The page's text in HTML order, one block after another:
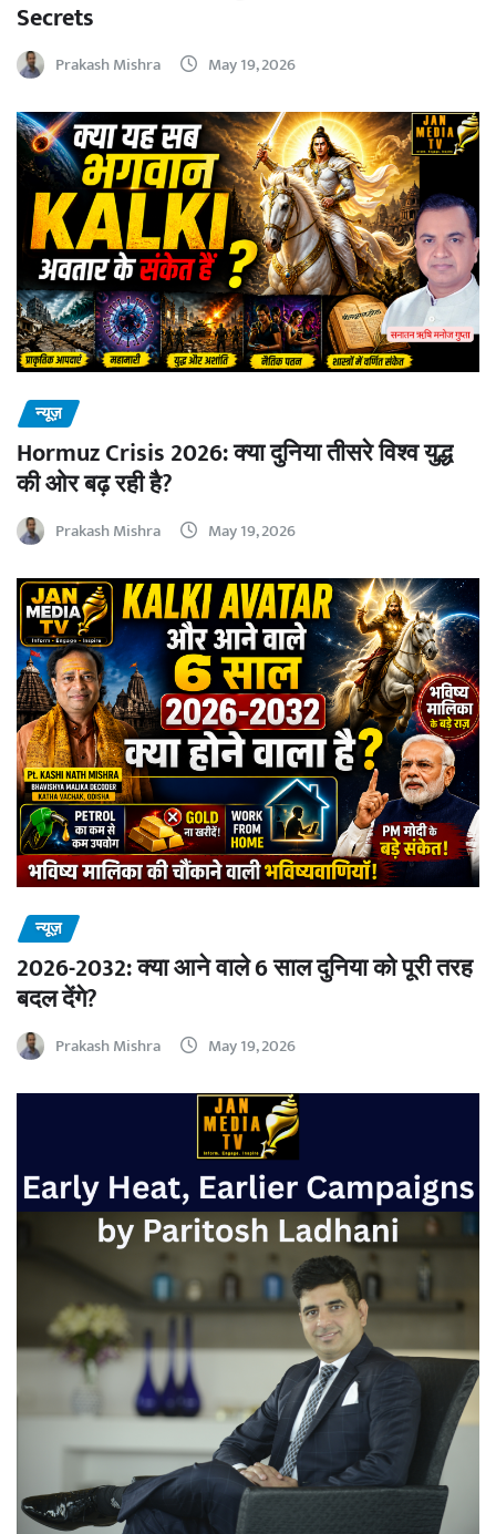
Secrets
Prakash Mishra May 19, 2026
न्यूज़
Hormuz Crisis 2026: क्या दुनिया तीसरे विश्व युद्ध
की ओर बढ़ रही है?
Prakash Mishra May 19, 2026
न्यूज़
2026-2032: क्या आने वाले 6 साल दुनिया को पूरी तरह
बदल देंगे?
Prakash Mishra May 19, 2026